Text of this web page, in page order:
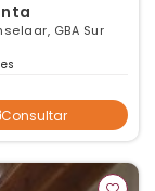
GBA Sur
Consultar